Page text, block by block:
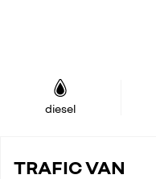
diesel
TRAFIC VAN